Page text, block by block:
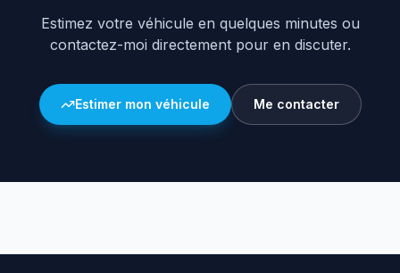
Estimez votre véhicule en quelques minutes ou
contactez-moi directement pour en discuter.
Estimer mon véhicule Me contacter